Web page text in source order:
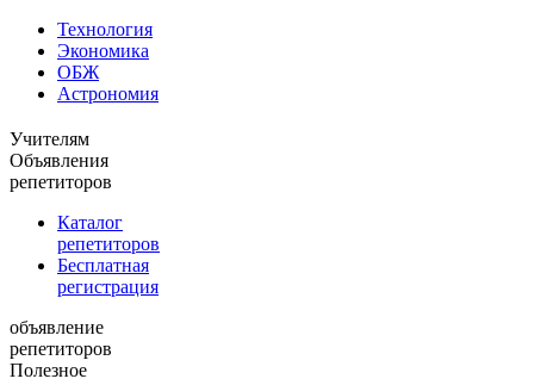
Технология
Экономика
ОБЖ
Астрономия
Учителям
Объявления
репетиторов
Каталог
репетиторов
Бесплатная
регистрация
объявление
репетиторов
Полезное